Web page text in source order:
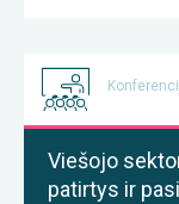
Viešojo
patirtys ir